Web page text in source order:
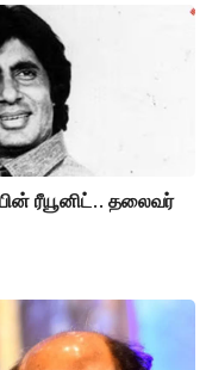
ரீயூனிட்.. தலைவர்